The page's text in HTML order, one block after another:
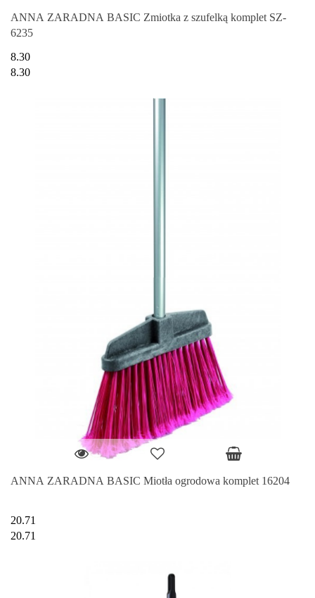
ANNA ZARADNA BASIC Zmiotka z szufelką komplet SZ-
6235
8.30
8.30
ANNA ZARADNA BASIC Miotła ogrodowa komplet 16204
20.71
20.71